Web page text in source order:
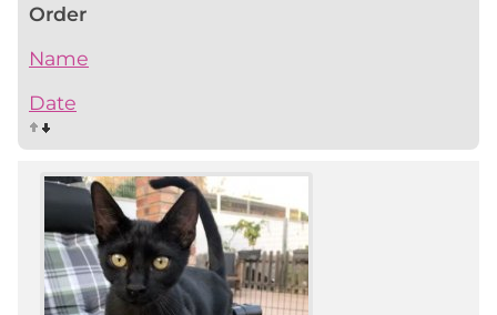
Order
Name
Date